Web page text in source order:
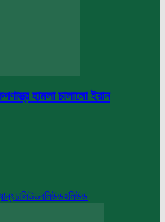
হামলা চালালো ইরান
ঢালিউডবলিউডহলিউড